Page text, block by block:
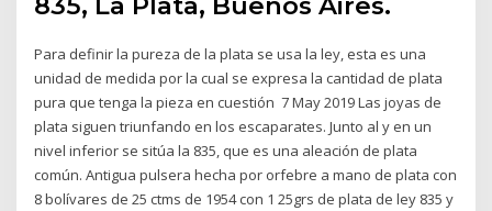
Para definir la pureza de la plata se usa la ley, esta es una
unidad de medida por la cual se expresa la cantidad de plata
pura que tenga la pieza en cuestión 7 May 2019 Las joyas de
plata siguen triunfando en los escaparates. Junto al y en un
nivel inferior se sitúa la 835, que es una aleación de plata
común. Antigua pulsera hecha por orfebre a mano de plata con
8 bolívares de 25 ctms de 1954 con 1 25grs de plata de ley 835 y